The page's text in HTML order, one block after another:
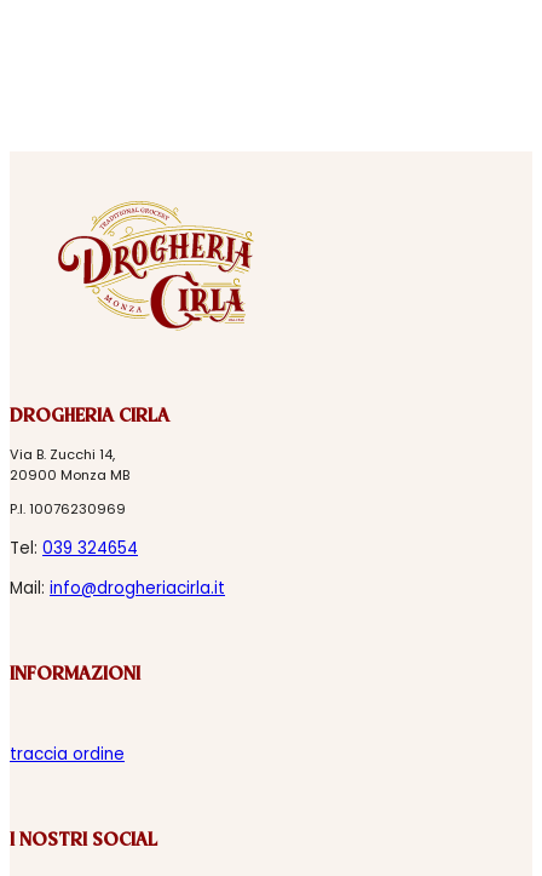
DROGHERIA CIRLA
Via B. Zucchi 14,
20900 Monza MB
P.I. 10076230969
Tel: 039 324654
Mail: info@drogheriacirla.it
INFORMAZIONI
traccia ordine
I NOSTRI SOCIAL